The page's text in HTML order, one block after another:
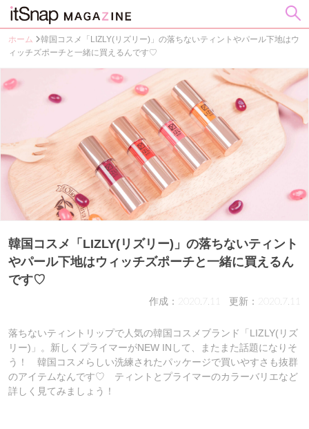
ホーム
韓国コスメ「LIZLY(リズリー)」の落ちないティントやパール下地はウ
ィッチズポーチと一緒に買えるんです♡
韓国コスメ「LIZLY(リズリー)」の落ちないティント
やパール下地はウィッチズポーチと一緒に買えるん
です♡
作成：2020.7.11 更新：2020.7.11
落ちないティントリップで人気の韓国コスメブランド「LIZLY(リズ
リー)」。新しくプライマーがNEW INして、またまた話題になりそ
う！ 韓国コスメらしい洗練されたパッケージで買いやすさも抜群
のアイテムなんです♡ ティントとプライマーのカラーバリエなど
詳しく見てみましょう！